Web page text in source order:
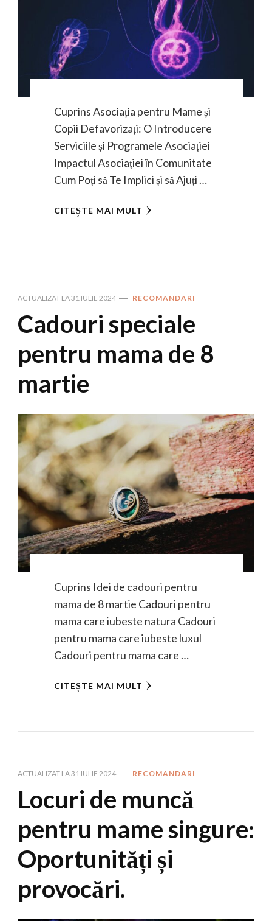
Cuprins Asociația pentru Mame și
Copii Defavorizați: O Introducere
Serviciile și Programele Asociației
Impactul Asociației în Comunitate
Cum Poți să Te Implici și să Ajuți …
CITEȘTE MAI MULT
ACTUALIZAT LA31 IULIE 2024 RECOMANDARI
Cadouri speciale
pentru mama de 8
martie
Cuprins Idei de cadouri pentru
mama de 8 martie Cadouri pentru
mama care iubeste natura Cadouri
pentru mama care iubeste luxul
Cadouri pentru mama care …
CITEȘTE MAI MULT
ACTUALIZAT LA31 IULIE 2024 RECOMANDARI
Locuri de muncă
pentru mame singure:
Oportunități și
provocări.